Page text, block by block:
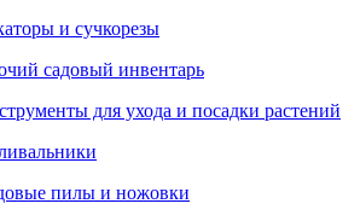
и сучкорезы
садовый инвентарь
для ухода и посадки растений
пилы и ножовки